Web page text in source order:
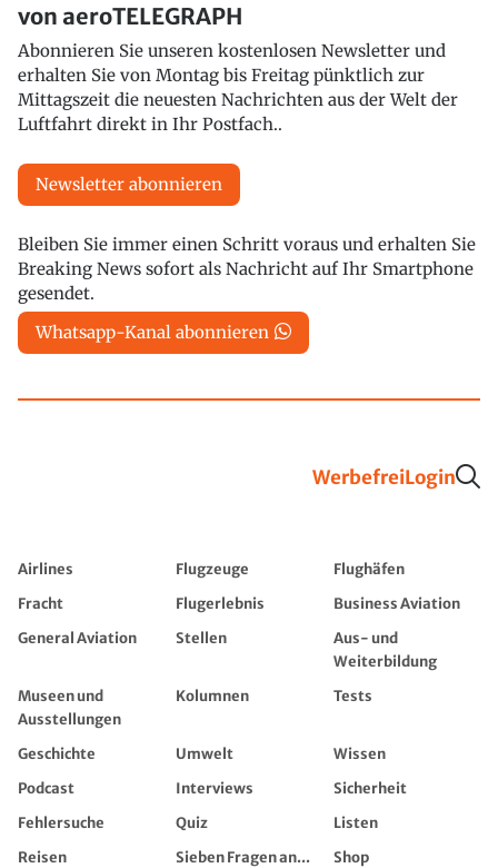
von aeroTELEGRAPH
Abonnieren Sie unseren kostenlosen Newsletter und
erhalten Sie von Montag bis Freitag pünktlich zur
Mittagszeit die neuesten Nachrichten aus der Welt der
Luftfahrt direkt in Ihr Postfach..
Newsletter abonnieren
Bleiben Sie immer einen Schritt voraus und erhalten Sie
Breaking News sofort als Nachricht auf Ihr Smartphone
gesendet.
Whatsapp-Kanal abonnieren
WerbefreiLogin
Airlines Flugzeuge
Flughäfen
Fracht
Flugerlebnis
Business Aviation
General Aviation
Stellen
Aus- und
Weiterbildung
Museen und
Ausstellungen
Kolumnen Tests
Geschichte Umwelt
Wissen
Podcast
Interviews
Sicherheit
Fehlersuche
Quiz
Listen
Reisen
Sieben Fragen an...
Shop